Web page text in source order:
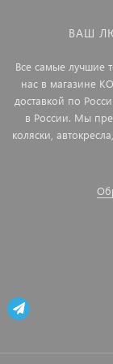
ВАШ
Все самые лучшие
нас в магазине
доставкой по
в России. Мы
коляски,